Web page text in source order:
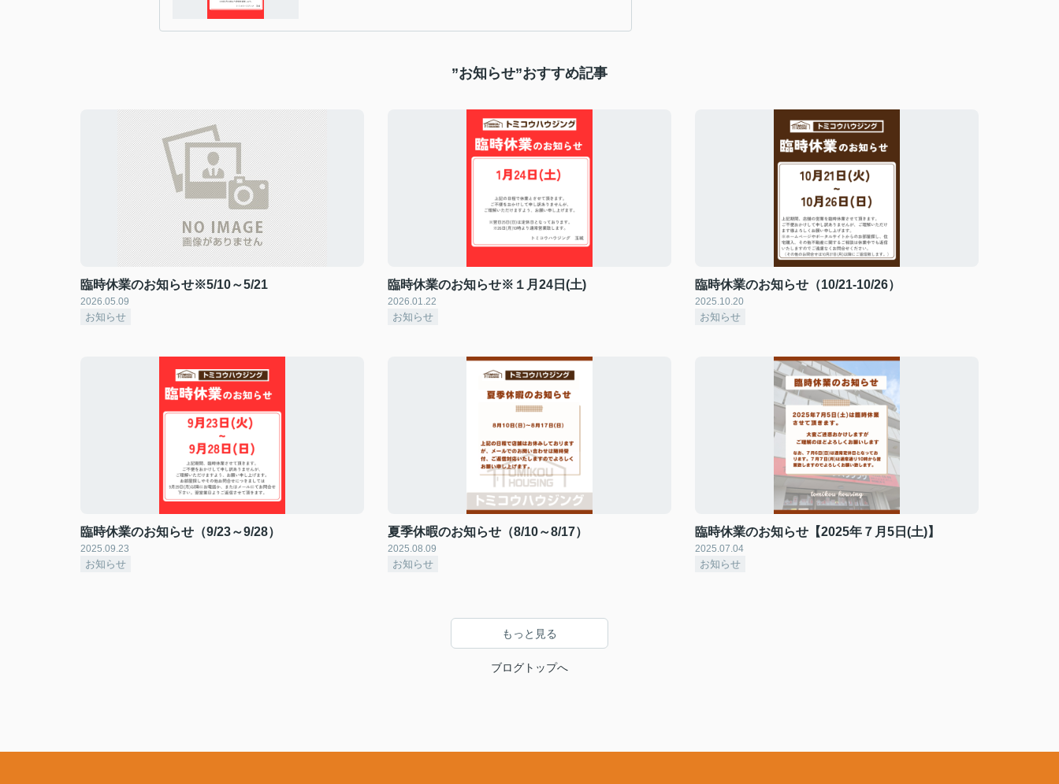
”お知らせ”おすすめ記事
臨時休業のお知らせ※5/10～5/21
2026.05.09
お知らせ
臨時休業のお知らせ※１月24日(土)
2026.01.22
お知らせ
臨時休業のお知らせ（10/21-10/26）
2025.10.20
お知らせ
臨時休業のお知らせ（9/23～9/28）
2025.09.23
お知らせ
夏季休暇のお知らせ（8/10～8/17）
2025.08.09
お知らせ
臨時休業のお知らせ【2025年７月5日(土)】
2025.07.04
お知らせ
もっと見る
ブログトップへ